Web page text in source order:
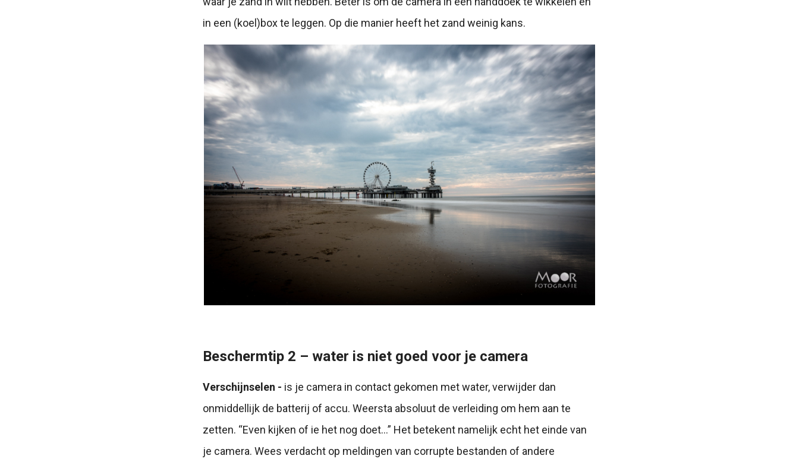
in een (koel)box te leggen. Op die manier heeft het zand weinig kans.
Beschermtip 2 – water is niet goed voor je camera
Verschijnselen - is je camera in contact gekomen met water, verwijder dan
onmiddellijk de batterij of accu. Weersta absoluut de verleiding om hem aan te
zetten. “Even kijken of ie het nog doet…” Het betekent namelijk echt het einde van
je camera. Wees verdacht op meldingen van corrupte bestanden of andere